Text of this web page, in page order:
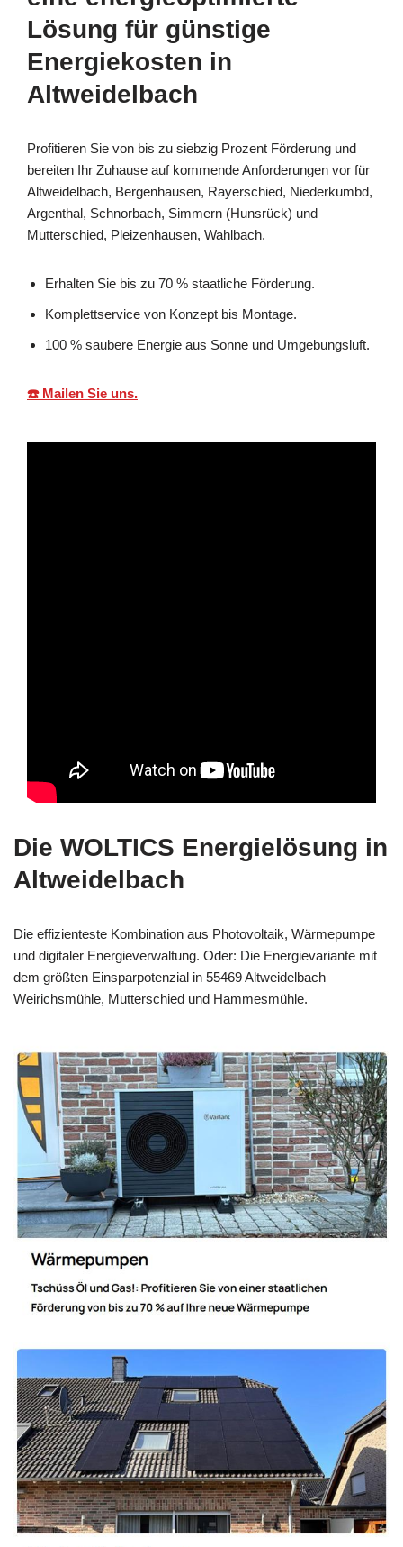
Lösung für günstige
Energiekosten in
Altweidelbach
Profitieren Sie von bis zu siebzig Prozent Förderung und
bereiten Ihr Zuhause auf kommende Anforderungen vor für
Altweidelbach, Bergenhausen, Rayerschied, Niederkumbd,
Argenthal, Schnorbach, Simmern (Hunsrück) und
Mutterschied, Pleizenhausen, Wahlbach.
Erhalten Sie bis zu 70 % staatliche Förderung.
Komplettservice von Konzept bis Montage.
100 % saubere Energie aus Sonne und Umgebungsluft.
☎️ Mailen Sie uns.
Die WOLTICS Energielösung in
Altweidelbach
Die effizienteste Kombination aus Photovoltaik, Wärmepumpe
und digitaler Energieverwaltung. Oder: Die Energievariante mit
dem größten Einsparpotenzial in 55469 Altweidelbach –
Weirichsmühle, Mutterschied und Hammesmühle.